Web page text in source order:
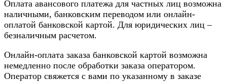
Оплата авансового платежа для частных лиц возможна
наличными, банковским переводом или онлайн-
оплатой банковской картой. Для юридических лиц –
безналичным расчетом.
Онлайн-оплата заказа банковской картой возможна
немедленно после обработки заказа оператором.
Оператор свяжется с вами по указанному в заказе